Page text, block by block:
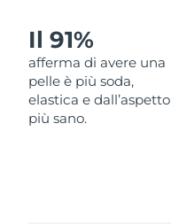
Il 91%
afferma di avere una
pelle è più soda,
elastica e dall’aspetto
più sano.
Riunione
Romania